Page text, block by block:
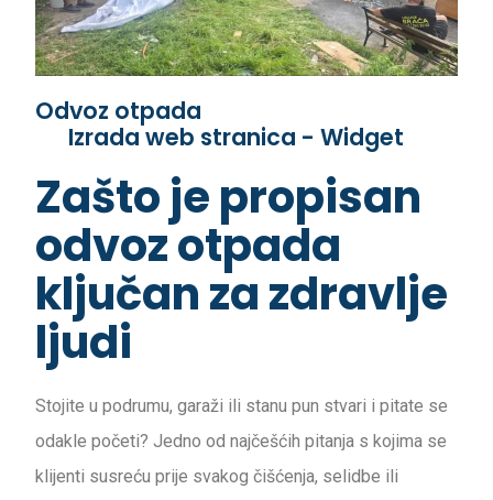
Odvoz otpada
Izrada web stranica - Widget
Zašto je propisan
odvoz otpada
ključan za zdravlje
ljudi
Stojite u podrumu, garaži ili stanu pun stvari i pitate se
odakle početi? Jedno od najčešćih pitanja s kojima se
klijenti susreću prije svakog čišćenja, selidbe ili